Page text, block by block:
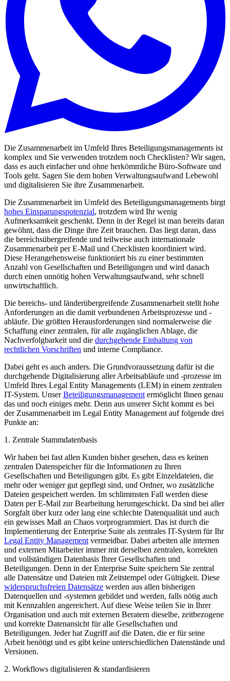
Die Zusammenarbeit im Umfeld Ihres Beteiligungsmanagements ist
komplex und Sie verwenden trotzdem noch Checklisten? Wir sagen,
dass es auch einfacher und ohne herkömmliche Büro-Software und
Tools geht. Sagen Sie dem hohen Verwaltungsaufwand Lebewohl
und digitalisieren Sie ihre Zusammenarbeit.
Die Zusammenarbeit im Umfeld des Beteiligungsmanagements birgt
hohes Einsparungspotenzial, trotzdem wird Ihr wenig
Aufmerksamkeit geschenkt. Denn in der Regel ist man bereits daran
gewöhnt, dass die Dinge ihre Zeit brauchen. Das liegt daran, dass
die bereichsübergreifende und teilweise auch internationale
Zusammenarbeit per E-Mail und Checklisten koordiniert wird.
Diese Herangehensweise funktioniert bis zu einer bestimmten
Anzahl von Gesellschaften und Beteiligungen und wird danach
durch einen unnötig hohen Verwaltungsaufwand, sehr schnell
unwirtschaftlich.
Die bereichs- und länderübergreifende Zusammenarbeit stellt hohe
Anforderungen an die damit verbundenen Arbeitsprozesse und -
abläufe. Die größten Herausforderungen sind normalerweise die
Schaffung einer zentralen, für alle zugänglichen Ablage, die
Nachverfolgbarkeit und die durchgehende Einhaltung von
rechtlichen Vorschriften und interne Compliance.
Dabei geht es auch anders. Die Grundvoraussetzung dafür ist die
durchgehende Digitalisierung aller Arbeitsabläufe und -prozesse im
Umfeld Ihres Legal Entity Managements (LEM) in einem zentralen
IT-System. UnserBeteiligungsmanagement ermöglicht Ihnen genau
das und noch einiges mehr. Denn aus unserer Sicht kommt es bei
der Zusammenarbeit im Legal Entity Management auf folgende drei
Punkte an:
1. Zentrale Stammdatenbasis
Wir haben bei fast allen Kunden bisher gesehen, dass es keinen
zentralen Datenspeicher für die Informationen zu Ihren
Gesellschaften und Beteiligungen gibt. Es gibt Einzeldateien, die
mehr oder weniger gut gepflegt sind, und Ordner, wo zusätzliche
Dateien gespeichert werden. Im schlimmsten Fall werden diese
Daten per E-Mail zur Bearbeitung herumgeschickt. Da sind bei aller
Sorgfalt über kurz oder lang eine schlechte Datenqualität und auch
ein gewisses Maß an Chaos vorprogrammiert. Das ist durch die
Implementierung der Enterprise Suite als zentrales IT-System für Ihr
Legal Entity Management vermeidbar. Dabei arbeiten alle internen
und externen Mitarbeiter immer mit derselben zentralen, korrekten
und vollständigen Datenbasis Ihrer Gesellschaften und
Beteiligungen. Denn in der Enterprise Suite speichern Sie zentral
alle Datensätze und Dateien mit Zeitstempel oder Gültigkeit. Diese
widerspruchsfreien Datensätze werden aus allen bisherigen
Datenquellen und -systemen gebildet und werden, falls nötig auch
mit Kennzahlen angereichert. Auf diese Weise teilen Sie in Ihrer
Organisation und auch mit externen Beratern dieselbe, zeitbezogene
und korrekte Datenansicht für alle Gesellschaften und
Beteiligungen. Jeder hat Zugriff auf die Daten, die er für seine
Arbeit benötigt und es gibt keine unterschiedlichen Datenstände und
Versionen.
2. Workflows digitalisieren & standardisieren